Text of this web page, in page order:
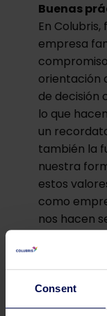
Consent
Buenas
En
empresa
orientación
de decisión
lo que
un
también la
nuestra
estos
como
nos hacen
nuestros
Un
nuestra